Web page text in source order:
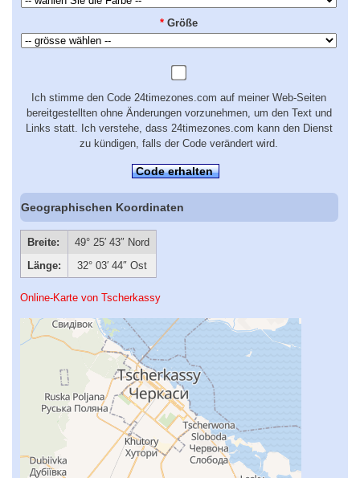
* Größe
Ich stimme den Code 24timezones.com auf meiner Web-Seiten
bereitgestellten ohne Änderungen vorzunehmen, um den Text und
Links statt. Ich verstehe, dass 24timezones.com kann den Dienst
zu kündigen, falls der Code verändert wird.
Code erhalten
Geographischen Koordinaten
Breite:
49° 25′ 43″ Nord
Länge:
32° 03′ 44″ Ost
Online-Karte von Tscherkassy